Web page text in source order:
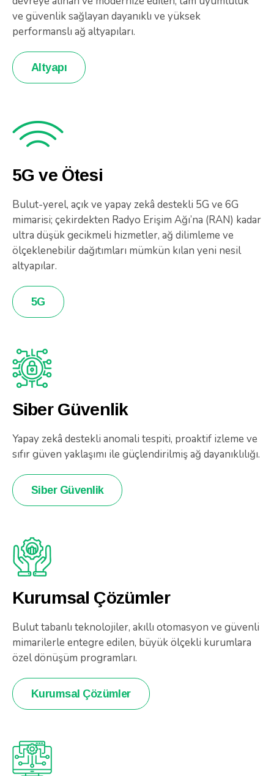
ve güvenlik sağlayan dayanıklı ve yüksek
performanslı ağ altyapıları.
Altyapı
5G ve Ötesi
Bulut-yerel, açık ve yapay zekâ destekli 5G ve 6G
mimarisi; çekirdekten Radyo Erişim Ağı’na (RAN) kadar
ultra düşük gecikmeli hizmetler, ağ dilimleme ve
ölçeklenebilir dağıtımları mümkün kılan yeni nesil
altyapılar.
5G
Siber Güvenlik
Yapay zekâ destekli anomali tespiti, proaktif izleme ve
sıfır güven yaklaşımı ile güçlendirilmiş ağ dayanıklılığı.
Siber Güvenlik
Kurumsal Çözümler
Bulut tabanlı teknolojiler, akıllı otomasyon ve güvenli
mimarilerle entegre edilen, büyük ölçekli kurumlara
özel dönüşüm programları.
Kurumsal Çözümler